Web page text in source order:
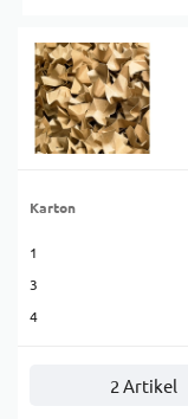
Karton
1
3
4
2 Artikel